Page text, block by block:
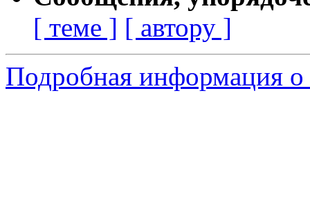
[ теме ] [ автору ]
Подробная информация о